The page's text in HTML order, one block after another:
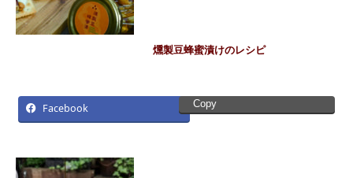
燻製豆蜂蜜漬けのレシピ
Facebook Copy